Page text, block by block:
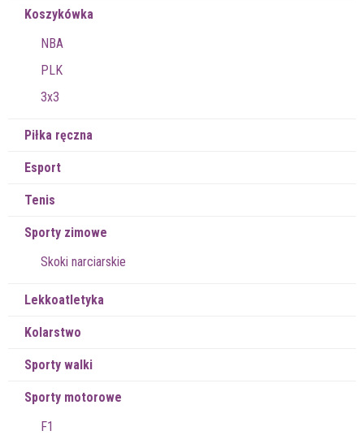
Koszykówka
NBA
PLK
3x3
Piłka ręczna
Esport
Tenis
Sporty zimowe
Skoki narciarskie
Lekkoatletyka
Kolarstwo
Sporty walki
Sporty motorowe
F1